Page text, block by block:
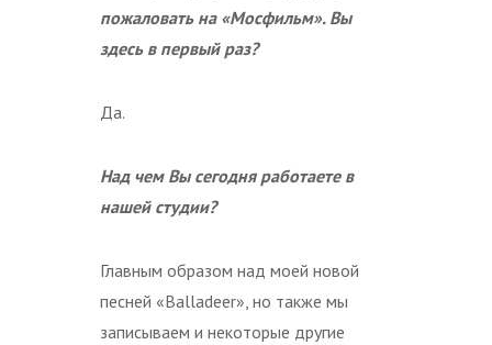
пожаловать на «Мосфильм». Вы
здесь в первый раз?
Да.
Над чем Вы сегодня работаете в
нашей студии?
Главным образом над моей новой
песней «Balladeer», но также мы
записываем и некоторые другие